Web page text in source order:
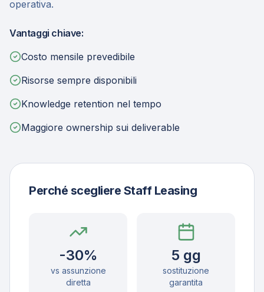
Perché scegliere Staff Leasing
-30%
vs assunzione
diretta
5 gg
sostituzione
garantita
operativa.
Vantaggi chiave:
Costo mensile prevedibile
Risorse sempre disponibili
Knowledge retention nel tempo
Maggiore ownership sui deliverable